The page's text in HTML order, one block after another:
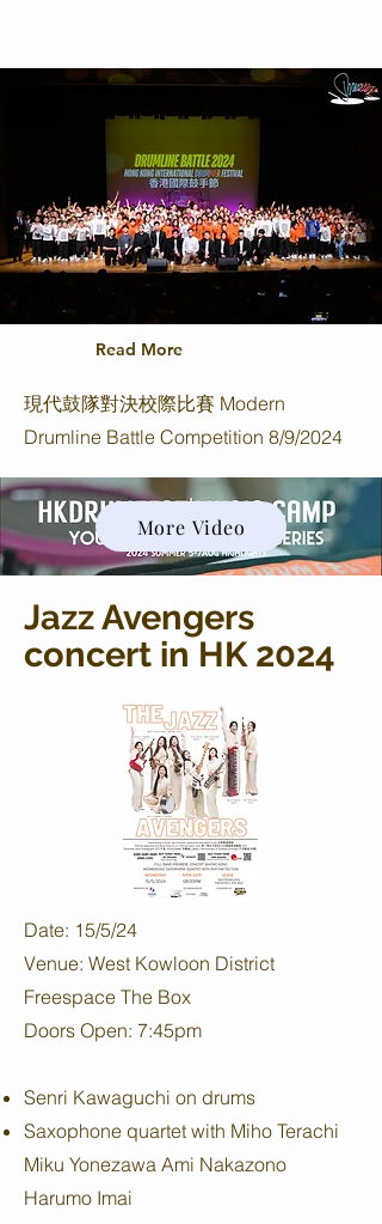
Read More
現代鼓隊對決校際比賽 Modern
Drumline Battle Competition 8/9/2024
More Video
Jazz Avengers
concert in HK 2024
Date: 15/5/24
Venue: West Kowloon District
Freespace The Box
Doors Open: 7:45pm
Senri Kawaguchi on drums
Saxophone quartet with Miho Terachi
Miku Yonezawa Ami Nakazono
Harumo Imai